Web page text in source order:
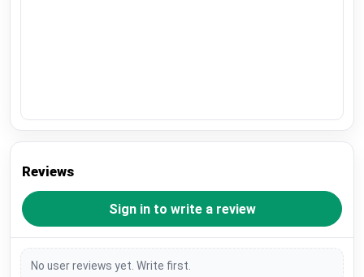
Reviews
Sign in to write a review
No user reviews yet. Write first.